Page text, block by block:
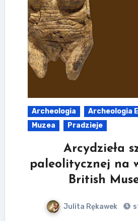
Archeologia
Archeologia
Muzea
Pradzieje
Arcydzieła
paleolitycznej na
British
Julita Rękawek